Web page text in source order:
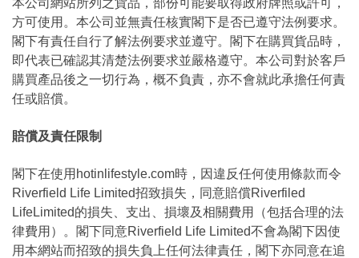
方可使用。本公司並無責任核實閣下是否已遵守法例要求。
閣下有責任自行了解法例要求並遵守。閣下在購買貨品時，
即代表已確認其清楚法例要求並嚴格遵守。本公司對於客戶
購買產品後之一切行為，概不負責，亦不會就此承擔任何責
任或賠償。
賠償及責任限制
閣下在使用hotinlifestyle.com時，因違反任何使用條款而令
Riverfield Life Limited招致損失，同意賠償Riverfiled
LifeLimited的損失、支出、損壞及相關費用（包括合理的法
律費用）。閣下同意Riverfield Life Limited不會為閣下因使
用本網站而招致的損失負上任何法律責任，閣下亦同意在追